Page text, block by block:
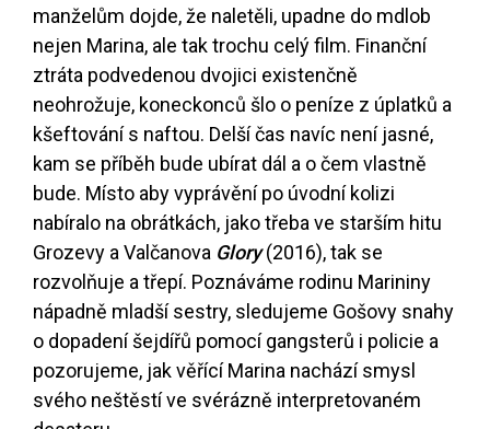
manželům dojde, že naletěli, upadne do mdlob
nejen Marina, ale tak trochu celý film. Finanční
ztráta podvedenou dvojici existenčně
neohrožuje, koneckonců šlo o peníze z úplatků a
kšeftování s naftou. Delší čas navíc není jasné,
kam se příběh bude ubírat dál a o čem vlastně
bude. Místo aby vyprávění po úvodní kolizi
nabíralo na obrátkách, jako třeba ve starším hitu
Grozevy a Valčanova Glory(2016), tak se
rozvolňuje a třepí. Poznáváme rodinu Marininy
nápadně mladší sestry, sledujeme Gošovy snahy
o dopadení šejdířů pomocí gangsterů i policie a
pozorujeme, jak věřící Marina nachází smysl
svého neštěstí ve svérázně interpretovaném